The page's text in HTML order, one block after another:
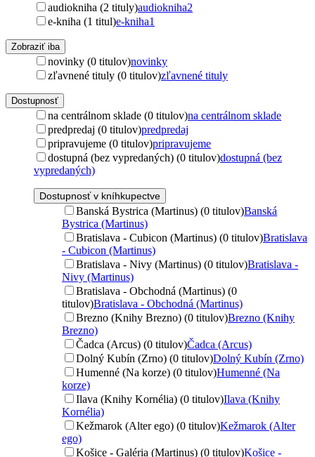
audiokniha (2 tituly)audiokniha2
e-kniha (1 titul)e-kniha1
Zobraziť iba
novinky (0 titulov)novinky
zľavnené tituly (0 titulov)zľavnené tituly
Dostupnosť
na centrálnom sklade (0 titulov)na centrálnom sklade
predpredaj (0 titulov)predpredaj
pripravujeme (0 titulov)pripravujeme
dostupná (bez vypredaných) (0 titulov)dostupná (bez
vypredaných)
Dostupnosť v kníhkupectve
Banská Bystrica (Martinus) (0 titulov)Banská
Bystrica (Martinus)
Bratislava - Cubicon (Martinus) (0 titulov)Bratislava
- Cubicon (Martinus)
Bratislava - Nivy (Martinus) (0 titulov)Bratislava -
Nivy (Martinus)
Bratislava - Obchodná (Martinus) (0
titulov)Bratislava - Obchodná (Martinus)
Brezno (Knihy Brezno) (0 titulov)Brezno (Knihy
Brezno)
Čadca (Arcus) (0 titulov)Čadca (Arcus)
Dolný Kubín (Zrno) (0 titulov)Dolný Kubín (Zrno)
Humenné (Na korze) (0 titulov)Humenné (Na
korze)
Ilava (Knihy Kornélia) (0 titulov)Ilava (Knihy
Kornélia)
Kežmarok (Alter ego) (0 titulov)Kežmarok (Alter
ego)
Košice - Galéria (Martinus) (0 titulov)Košice -